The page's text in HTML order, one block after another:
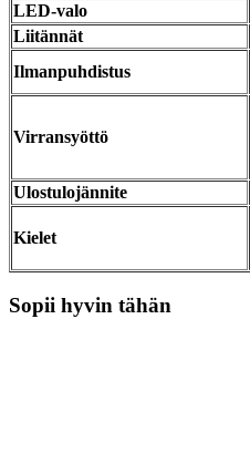
LED-valo
Liitännät
Ilmanpuhdistus
Virransyöttö
Ulostulojännite
Kielet
Sopii hyvin tähän